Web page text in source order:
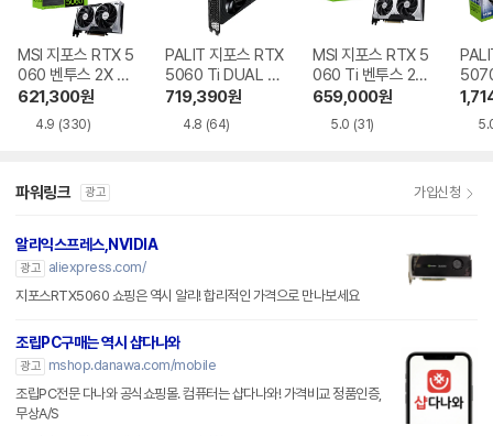
MSI 지포스 RTX 5
060 벤투스 2X OC
D7 8GB
621,300원
4.9 (330)
PALIT 지포스 RTX
5060 Ti DUAL D
7 8GB 이엠텍
719,390원
4.8 (64)
MSI 지포스 RTX 5
060 Ti 벤투스 2X
OC 플러스 D7 8G
659,000원
5.0 (31)
파워링크 광고 가입신청
알리익스프레스,NVIDIA
광고
aliexpress.com/
지포스RTX5060 쇼핑은 역시 알리! 합리적인 가격으로 만나보세요
조립PC구매는 역시 샵다나와
광고
mshop.danawa.com/mobile
조립PC전문 다나와 공식쇼핑몰. 컴퓨터는 샵다나와! 가격비교 정품인증,
무상A/S